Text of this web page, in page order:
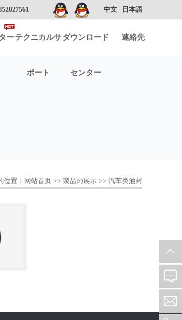
日本語
中文
ーテクニカルサ
ポート
ダウンロード
センター
連絡先
位置： 网站首页 >> 製品の展示 >> 汽车类油封